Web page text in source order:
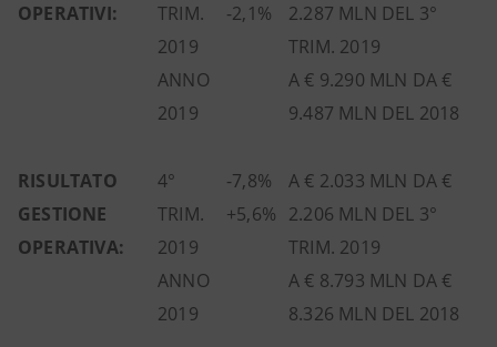
OPERATIVI:
TRIM.
2019
ANNO
2019
-2,1%
2.287 MLN DEL 3°
TRIM. 2019
A € 9.290 MLN DA €
9.487 MLN DEL 2018
RISULTATO
GESTIONE
OPERATIVA:
4°
TRIM.
2019
ANNO
2019
-7,8%
+5,6%
A € 2.033 MLN DA €
2.206 MLN DEL 3°
TRIM. 2019
A € 8.793 MLN DA €
8.326 MLN DEL 2018